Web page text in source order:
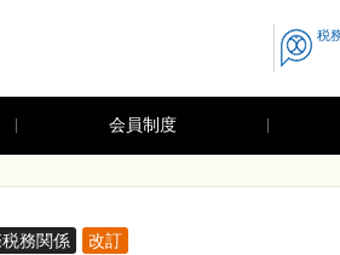
税
会員制度
税務関係 改訂